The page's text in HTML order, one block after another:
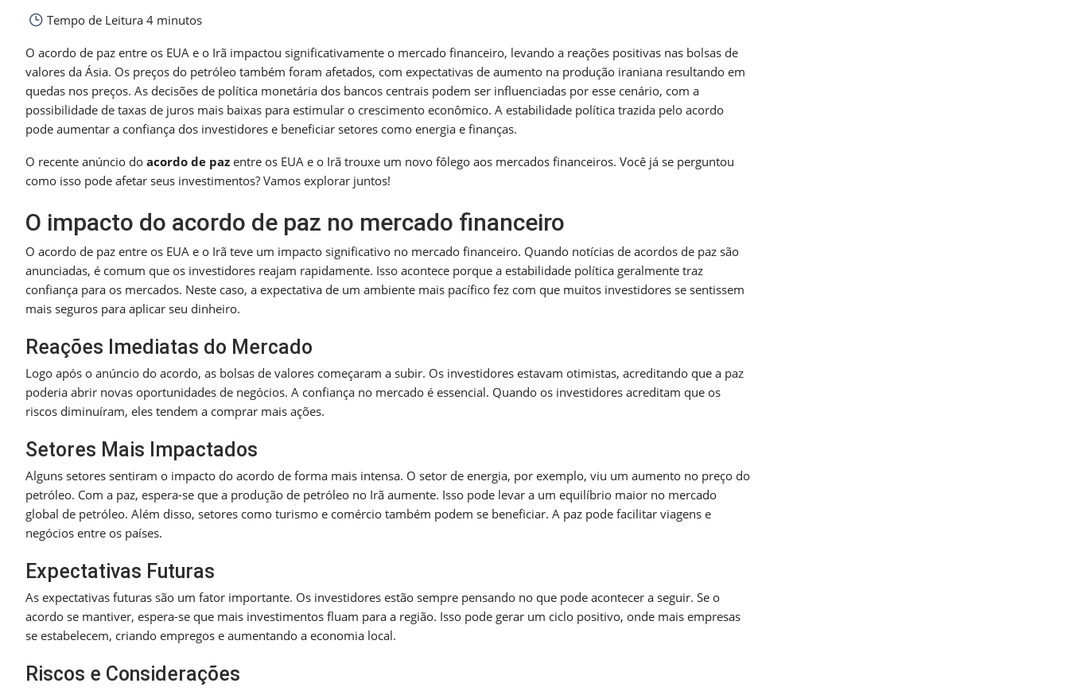
Tempo de Leitura 4 minutos
O acordo de paz entre os EUA e o Irã impactou significativamente o mercado financeiro, levando a reações positivas nas bolsas de
valores da Ásia. Os preços do petróleo também foram afetados, com expectativas de aumento na produção iraniana resultando em
quedas nos preços. As decisões de política monetária dos bancos centrais podem ser influenciadas por esse cenário, com a
possibilidade de taxas de juros mais baixas para estimular o crescimento econômico. A estabilidade política trazida pelo acordo
pode aumentar a confiança dos investidores e beneficiar setores como energia e finanças.
O recente anúncio do acordo de paz entre os EUA e o Irã trouxe um novo fôlego aos mercados financeiros. Você já se perguntou
como isso pode afetar seus investimentos? Vamos explorar juntos!
O impacto do acordo de paz no mercado financeiro
O acordo de paz entre os EUA e o Irã teve um impacto significativo no mercado financeiro. Quando notícias de acordos de paz são
anunciadas, é comum que os investidores reajam rapidamente. Isso acontece porque a estabilidade política geralmente traz
confiança para os mercados. Neste caso, a expectativa de um ambiente mais pacífico fez com que muitos investidores se sentissem
mais seguros para aplicar seu dinheiro.
Reações Imediatas do Mercado
Logo após o anúncio do acordo, as bolsas de valores começaram a subir. Os investidores estavam otimistas, acreditando que a paz
poderia abrir novas oportunidades de negócios. A confiança no mercado é essencial. Quando os investidores acreditam que os
riscos diminuíram, eles tendem a comprar mais ações.
Setores Mais Impactados
Alguns setores sentiram o impacto do acordo de forma mais intensa. O setor de energia, por exemplo, viu um aumento no preço do
petróleo. Com a paz, espera-se que a produção de petróleo no Irã aumente. Isso pode levar a um equilíbrio maior no mercado
global de petróleo. Além disso, setores como turismo e comércio também podem se beneficiar. A paz pode facilitar viagens e
negócios entre os países.
Expectativas Futuras
As expectativas futuras são um fator importante. Os investidores estão sempre pensando no que pode acontecer a seguir. Se o
acordo se mantiver, espera-se que mais investimentos fluam para a região. Isso pode gerar um ciclo positivo, onde mais empresas
se estabelecem, criando empregos e aumentando a economia local.
Riscos e Considerações